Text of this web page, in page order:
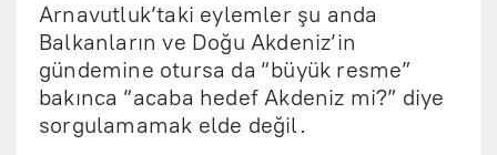
Arnavutluk’taki eylemler şu anda
Balkanların ve Doğu Akdeniz’in
gündemine otursa da “büyük resme”
bakınca “acaba hedef Akdeniz mi?” diye
sorgulamamak elde değil.